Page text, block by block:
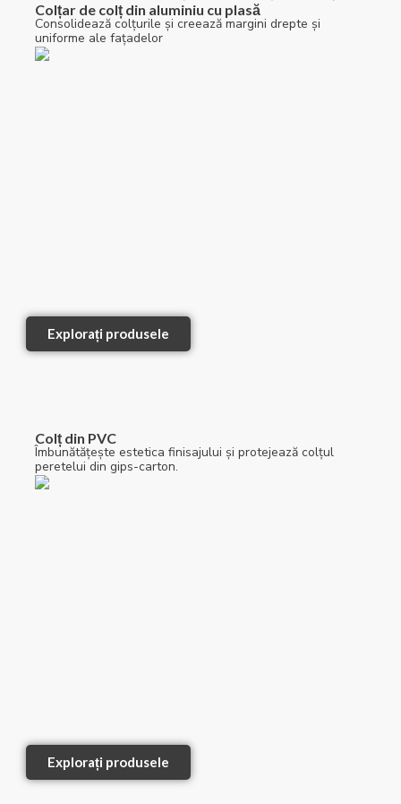
Colțar de colț din aluminiu cu plasă
Consolidează colțurile și creează margini drepte și
uniforme ale fațadelor
Explorați produsele
Colț din PVC
Îmbunătățește estetica finisajului și protejează colțul
peretelui din gips-carton.
Explorați produsele